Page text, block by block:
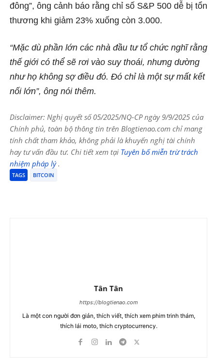
đông”, ông cảnh báo rằng chỉ số S&P 500 dễ bị tổn
thương khi giảm 23% xuống còn 3.000.
“Mặc dù phần lớn các nhà đầu tư tổ chức nghĩ rằng
thế giới có thể sẽ rơi vào suy thoái, nhưng dường
như họ không sợ điều đó. Đó chỉ là một sự mất kết
nối lớn”, ông nói thêm.
Disclaimer: Nghị quyết số 05/2025/NQ-CP ngày 9/9/2025 của
Chính phủ, toàn bộ thông tin trên Blogtienao.com chỉ mang
tính chất tham khảo, không phải là khuyến nghị tài chính
hay tư vấn đầu tư. Chi tiết xem tại Tuyên bố miễn trừ trách
nhiệm pháp lý.
TAGS BITCOIN
Tân Tân
https://blogtienao.com
Là một con người đơn giản, thích viết, thích xem phim trinh thám,
thích lái moto, thích cryptocurrency.